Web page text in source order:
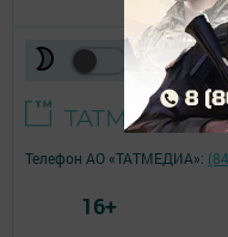
Телефон АО «ТАТМЕДИА»:
16+